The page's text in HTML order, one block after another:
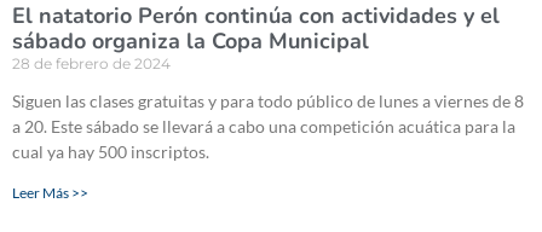
El natatorio Perón continúa con actividades y el
sábado organiza la Copa Municipal
28 de febrero de 2024
Siguen las clases gratuitas y para todo público de lunes a viernes de 8
a 20. Este sábado se llevará a cabo una competición acuática para la
cual ya hay 500 inscriptos.
Leer Más >>